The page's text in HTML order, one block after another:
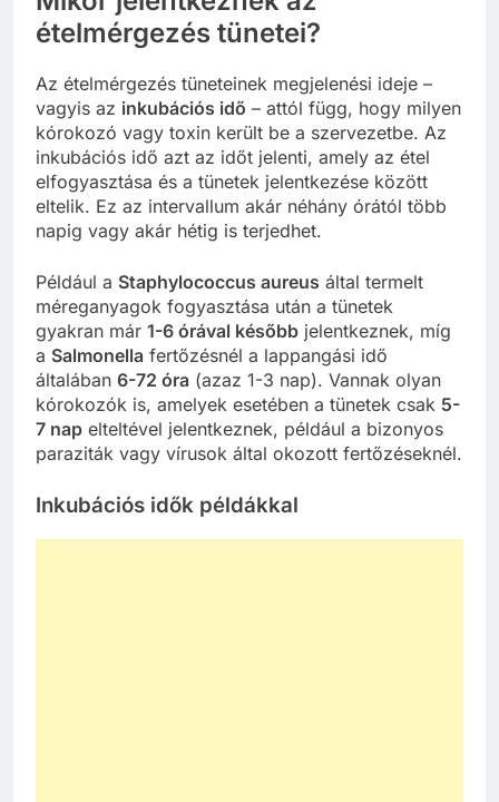
ételmérgezés tünetei?
Az ételmérgezés tüneteinek megjelenési ideje –
vagyis az inkubációs idő – attól függ, hogy milyen
kórokozó vagy toxin került be a szervezetbe. Az
inkubációs idő azt az időt jelenti, amely az étel
elfogyasztása és a tünetek jelentkezése között
eltelik. Ez az intervallum akár néhány órától több
napig vagy akár hétig is terjedhet.
Például a Staphylococcus aureus által termelt
méreganyagok fogyasztása után a tünetek
gyakran már 1-6 órával később jelentkeznek, míg
a Salmonella fertőzésnél a lappangási idő
általában 6-72 óra (azaz 1-3 nap). Vannak olyan
kórokozók is, amelyek esetében a tünetek csak 5-
7 nap elteltével jelentkeznek, például a bizonyos
paraziták vagy vírusok által okozott fertőzéseknél.
Inkubációs idők példákkal